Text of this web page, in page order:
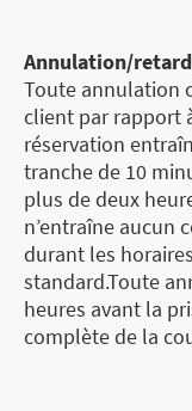
Annulation/
Toute annulation
client par rapport
réservation
tranche de 10
plus de deux
n’entraîne aucun
durant les
standard.Toute
heures avant la
complète de la